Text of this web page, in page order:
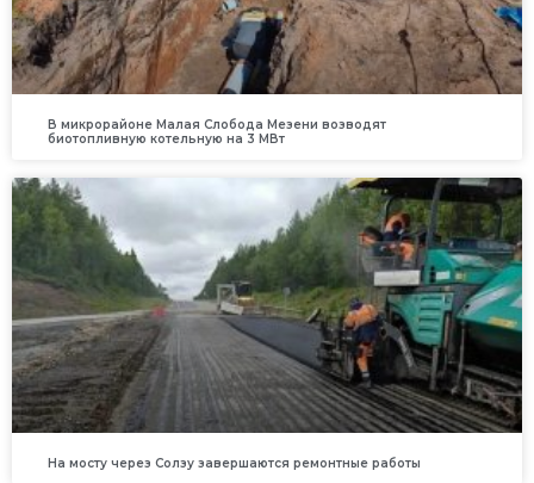
В микрорайоне Малая Слобода Мезени возводят
биотопливную котельную на 3 МВт
На мосту через Солзу завершаются ремонтные работы